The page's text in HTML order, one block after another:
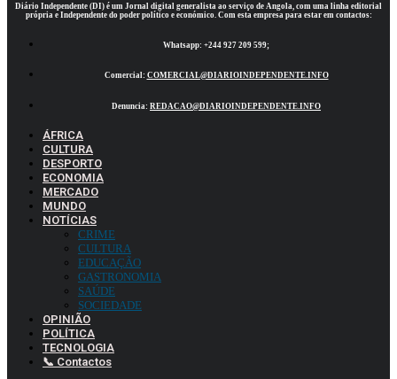
Diário Independente (DI) é um Jornal digital generalista ao serviço de Angola, com uma linha editorial
própria e Independente do poder político e económico. Com esta empresa para estar em contactos:
Whatsapp: +244 927 209 599;
Comercial: COMERCIAL@DIARIOINDEPENDENTE.INFO
Denuncia: REDACAO@DIARIOINDEPENDENTE.INFO
ÁFRICA
CULTURA
DESPORTO
ECONOMIA
MERCADO
MUNDO
NOTÍCIAS
CRIME
CULTURA
EDUCAÇÃO
GASTRONOMIA
SAÚDE
SOCIEDADE
OPINIÃO
POLÍTICA
TECNOLOGIA
📞 Contactos